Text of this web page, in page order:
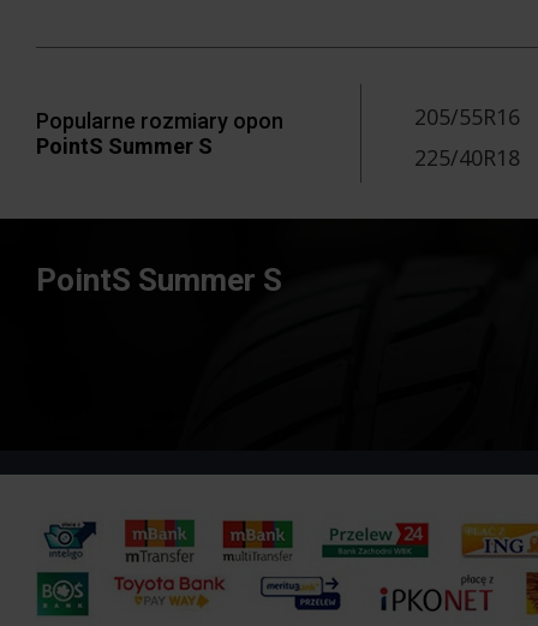
Popularne rozmiary opon
PointS Summer S
205/55R16
225/40R18
PointS Summer S